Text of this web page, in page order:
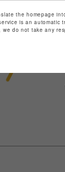
the homepage
is an automatic
we do not take any